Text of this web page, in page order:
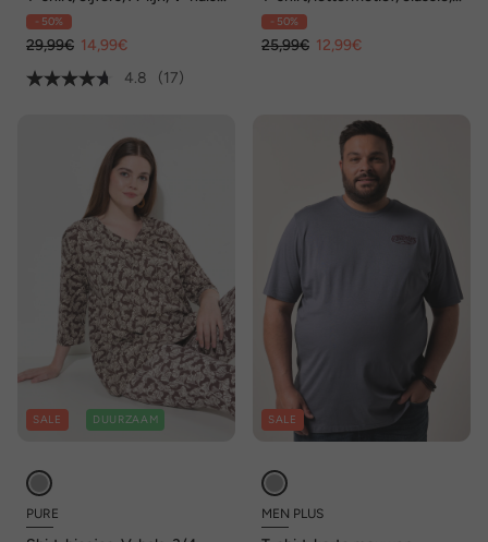
korte mouwen
- 50%
29,99€ 14,99€
4.8
(17)
ronde hals, korte mouwen
- 50%
25,99€ 12,99€
SALE DUURZAAM
PURE
SALE
MEN PLUS